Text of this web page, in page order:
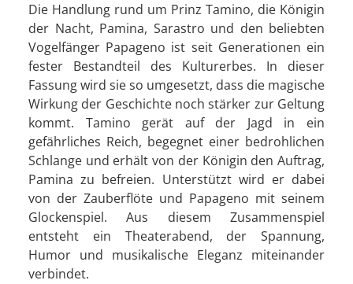
Die Handlung rund um Prinz Tamino, die Königin
der Nacht, Pamina, Sarastro und den beliebten
Vogelfänger Papageno ist seit Generationen ein
fester Bestandteil des Kulturerbes. In dieser
Fassung wird sie so umgesetzt, dass die magische
Wirkung der Geschichte noch stärker zur Geltung
kommt. Tamino gerät auf der Jagd in ein
gefährliches Reich, begegnet einer bedrohlichen
Schlange und erhält von der Königin den Auftrag,
Pamina zu befreien. Unterstützt wird er dabei
von der Zauberflöte und Papageno mit seinem
Glockenspiel. Aus diesem Zusammenspiel
entsteht ein Theaterabend, der Spannung,
Humor und musikalische Eleganz miteinander
verbindet.